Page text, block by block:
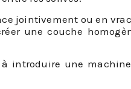
jointivement ou en
une couche
introduire une